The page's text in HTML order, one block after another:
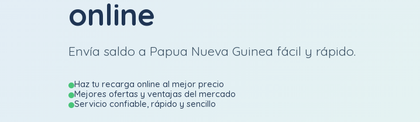
online
Envía saldo a Papua Nueva Guinea fácil y rápido.
Haz tu recarga online al mejor precio
Mejores ofertas y ventajas del mercado
Servicio confiable, rápido y sencillo